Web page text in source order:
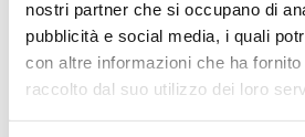
nostri partner che si occupano di
pubblicità e social media, i quali
con altre informazioni che ha
raccolto dal suo utilizzo dei loro